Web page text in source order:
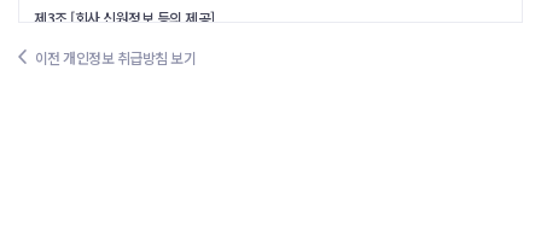
제3조 [회사 신원정보 등의 제공]
락처 포함), 모사전송번호, 전자우편주소, 사업자등록번호, 통신판매업 신고번호 및
이전 개인정보 취급방침 보기